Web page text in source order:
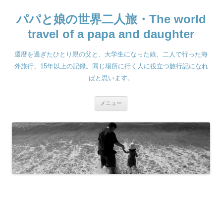
ン
キ
ッ
プ
パパと娘の世界二人旅・The world
travel of a papa and daughter
還暦を過ぎたひとり親の父と、大学生になった娘、二人で行った海
外旅行、15年以上の記録。同じ場所に行く人に役立つ旅行記になれ
ばと思います。
メニュー